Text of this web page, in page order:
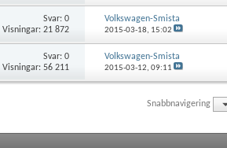
Svar:0
Visningar: 21 872
Volkswagen-Smista
2015-03-18, 15:02
Svar:0
Visningar: 56 211
Volkswagen-Smista
2015-03-12, 09:11
Snabbnavigering